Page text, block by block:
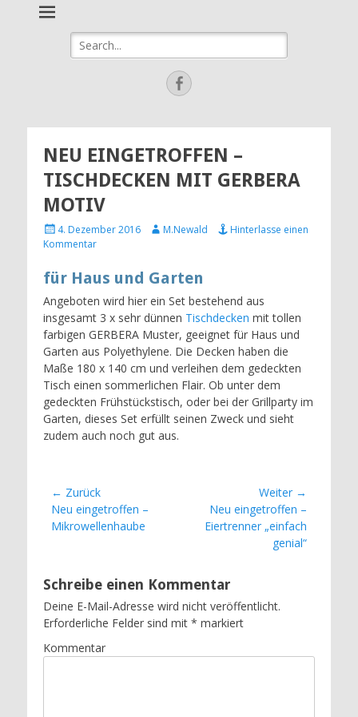
Suche
nach:
Facebook
NEU EINGETROFFEN –
TISCHDECKEN MIT GERBERA
MOTIV
Veröffentlicht
am
4. Dezember 2016 AutorM.Newald
Hinterlasse einen
Kommentar
für Haus und Garten
Angeboten wird hier ein Set bestehend aus
insgesamt 3 x sehr dünnen Tischdecken mit tollen
farbigen GERBERA Muster, geeignet für Haus und
Garten aus Polyethylene. Die Decken haben die
Maße 180 x 140 cm und verleihen dem gedeckten
Tisch einen sommerlichen Flair. Ob unter dem
gedeckten Frühstückstisch, oder bei der Grillparty im
Garten, dieses Set erfüllt seinen Zweck und sieht
zudem auch noch gut aus.
Beitragsnavigation
← Zurück
Vorheriger
Beitrag:
Neu eingetroffen –
Mikrowellenhaube
Weiter →
Nächster
Beitrag:
Neu eingetroffen –
Eiertrenner „einfach
genial“
Schreibe einen Kommentar
Deine E-Mail-Adresse wird nicht veröffentlicht.
Erforderliche Felder sind mit * markiert
Kommentar